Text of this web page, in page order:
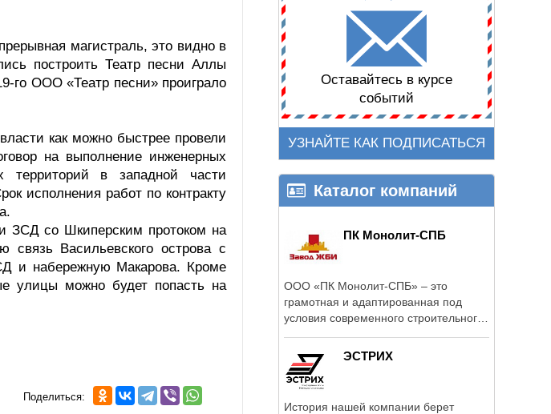
магистраль, это видно в
построить Театр песни Аллы
го ООО «Театр песни» проиграло
как можно быстрее провели
на выполнение инженерных
территорий в западной части
исполнения работ по контракту
ЗСД со Шкиперским протоком на
связь Васильевского острова с
и набережную Макарова. Кроме
улицы можно будет попасть на
Поделиться:
Оставайтесь в курсе
событий
УЗНАЙТЕ КАК ПОДПИСАТЬСЯ
Каталог компаний
ПК Монолит-СПБ
ООО «ПК Монолит-СПБ» – это
грамотная и адаптированная под
условия современного строительного
ЭСТРИХ
История нашей компании берет